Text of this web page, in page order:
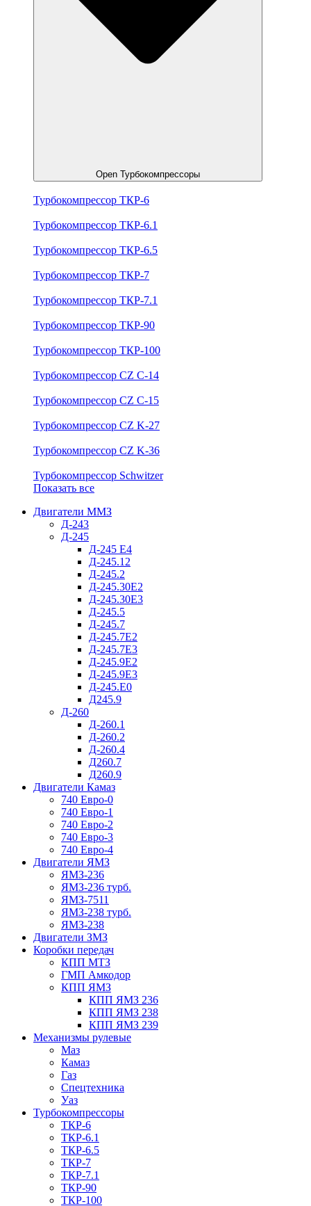
Open Турбокомпрессоры
Турбокомпрессор ТКР-6
Турбокомпрессор ТКР-6.1
Турбокомпрессор ТКР-6.5
Турбокомпрессор ТКР-7
Турбокомпрессор ТКР-7.1
Турбокомпрессор ТКР-90
Турбокомпрессор ТКР-100
Турбокомпрессор CZ C-14
Турбокомпрессор CZ C-15
Турбокомпрессор CZ K-27
Турбокомпрессор CZ K-36
Турбокомпрессор Schwitzer
Показать все
Двигатели ММЗ
Д-243
Д-245
Д-245 Е4
Д-245.12
Д-245.2
Д-245.30Е2
Д-245.30Е3
Д-245.5
Д-245.7
Д-245.7Е2
Д-245.7Е3
Д-245.9Е2
Д-245.9Е3
Д-245.Е0
Д245.9
Д-260
Д-260.1
Д-260.2
Д-260.4
Д260.7
Д260.9
Двигатели Камаз
740 Евро-0
740 Евро-1
740 Евро-2
740 Евро-3
740 Евро-4
Двигатели ЯМЗ
ЯМЗ-236
ЯМЗ-236 турб.
ЯМЗ-7511
ЯМЗ-238 турб.
ЯМЗ-238
Двигатели ЗМЗ
Коробки передач
КПП МТЗ
ГМП Амкодор
КПП ЯМЗ
КПП ЯМЗ 236
КПП ЯМЗ 238
КПП ЯМЗ 239
Механизмы рулевые
Маз
Камаз
Газ
Спецтехника
Уаз
Турбокомпрессоры
ТКР-6
ТКР-6.1
ТКР-6.5
ТКР-7
ТКР-7.1
ТКР-90
ТКР-100